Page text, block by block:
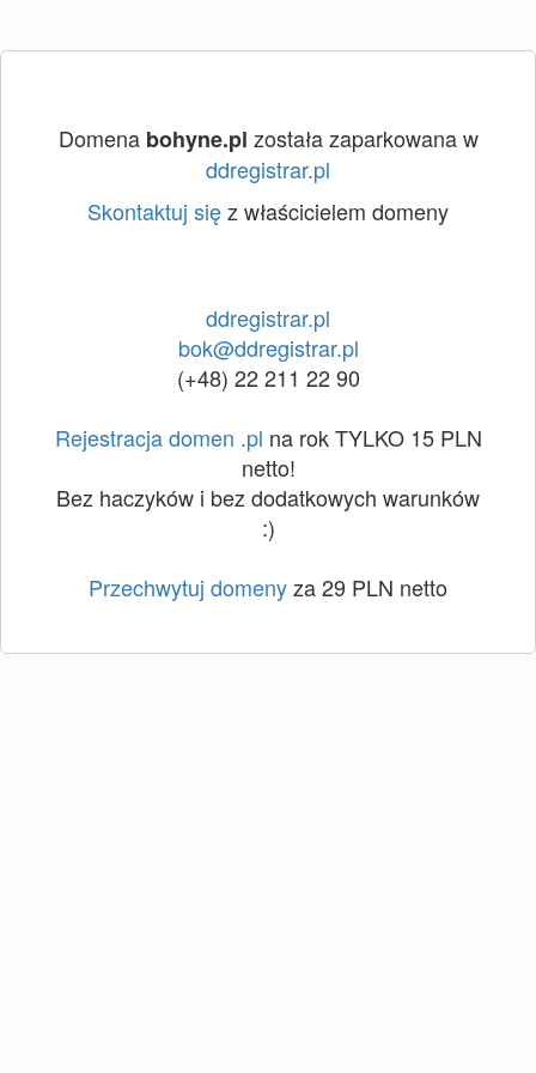
Domena bohyne.pl została zaparkowana w
ddregistrar.pl
Skontaktuj sięz właścicielem domeny
ddregistrar.pl
bok@ddregistrar.pl
(+48) 22 211 22 90
Rejestracja domen .pl na rok TYLKO 15 PLN
netto!
Bez haczyków i bez dodatkowych warunków
:)
Przechwytuj domenyza 29 PLN netto